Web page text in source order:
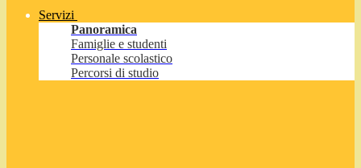
Servizi
Panoramica
Famiglie e studenti
Personale scolastico
Percorsi di studio